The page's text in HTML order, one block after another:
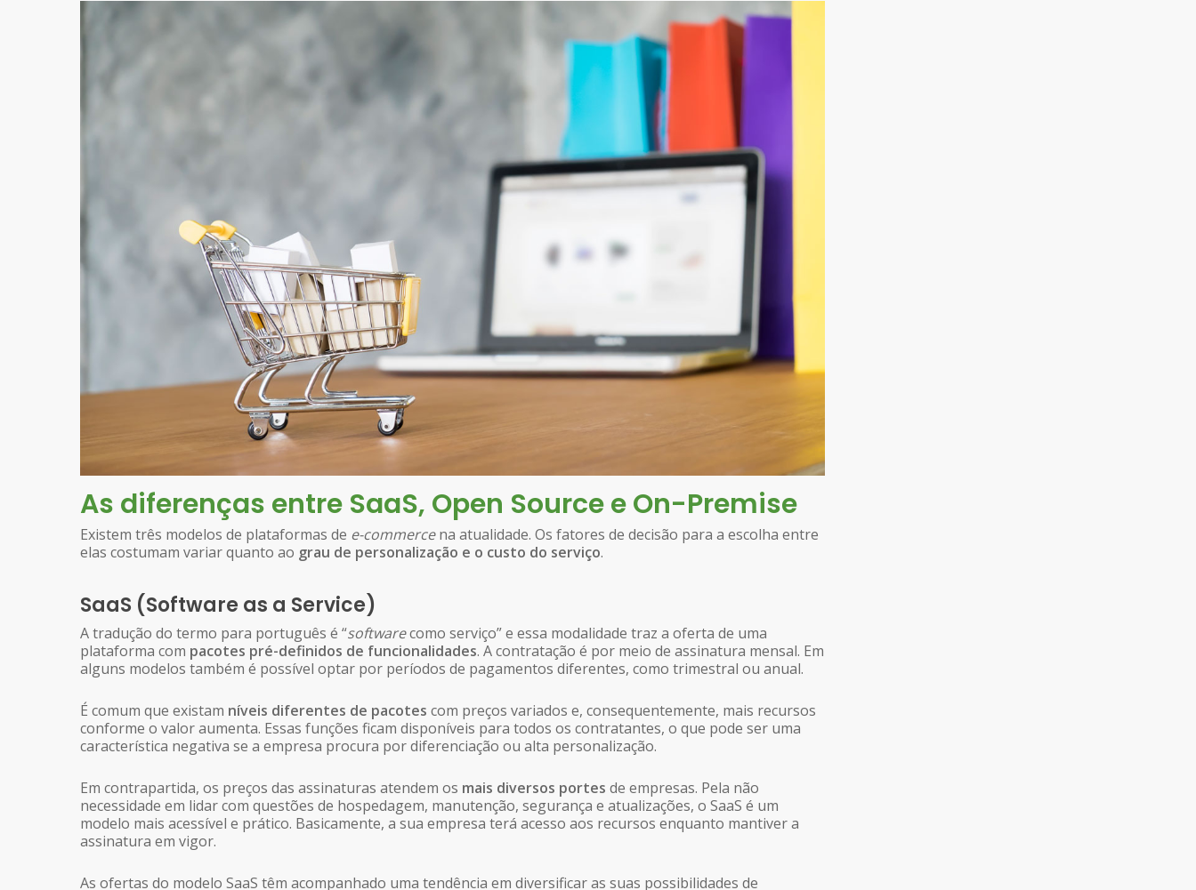
As diferenças entre SaaS, Open Source e On-Premise
Existem três modelos de plataformas de e-commercena atualidade. Os fatores de decisão para a escolha entre
elas costumam variar quanto ao grau de personalização e o custo do serviço.
SaaS (Software as a Service)
A tradução do termo para português é “softwarecomo serviço” e essa modalidade traz a oferta de uma
plataforma com pacotes pré-definidos de funcionalidades. A contratação é por meio de assinatura mensal. Em
alguns modelos também é possível optar por períodos de pagamentos diferentes, como trimestral ou anual.
É comum que existam níveis diferentes de pacotes com preços variados e, consequentemente, mais recursos
conforme o valor aumenta. Essas funções ficam disponíveis para todos os contratantes, o que pode ser uma
característica negativa se a empresa procura por diferenciação ou alta personalização.
Em contrapartida, os preços das assinaturas atendem os mais diversos portes de empresas. Pela não
necessidade em lidar com questões de hospedagem, manutenção, segurança e atualizações, o SaaS é um
modelo mais acessível e prático. Basicamente, a sua empresa terá acesso aos recursos enquanto mantiver a
assinatura em vigor.
As ofertas do modelo SaaS têm acompanhado uma tendência em diversificar as suas possibilidades de